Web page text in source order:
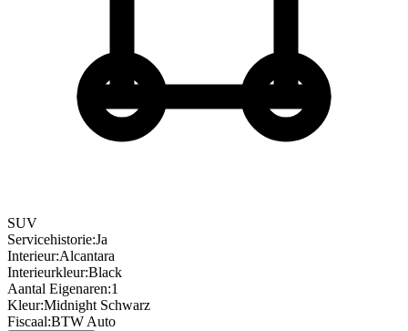
SUV
Servicehistorie:Ja
Interieur:Alcantara
Interieurkleur:Black
Aantal Eigenaren:1
Kleur:Midnight Schwarz
Fiscaal:BTW Auto